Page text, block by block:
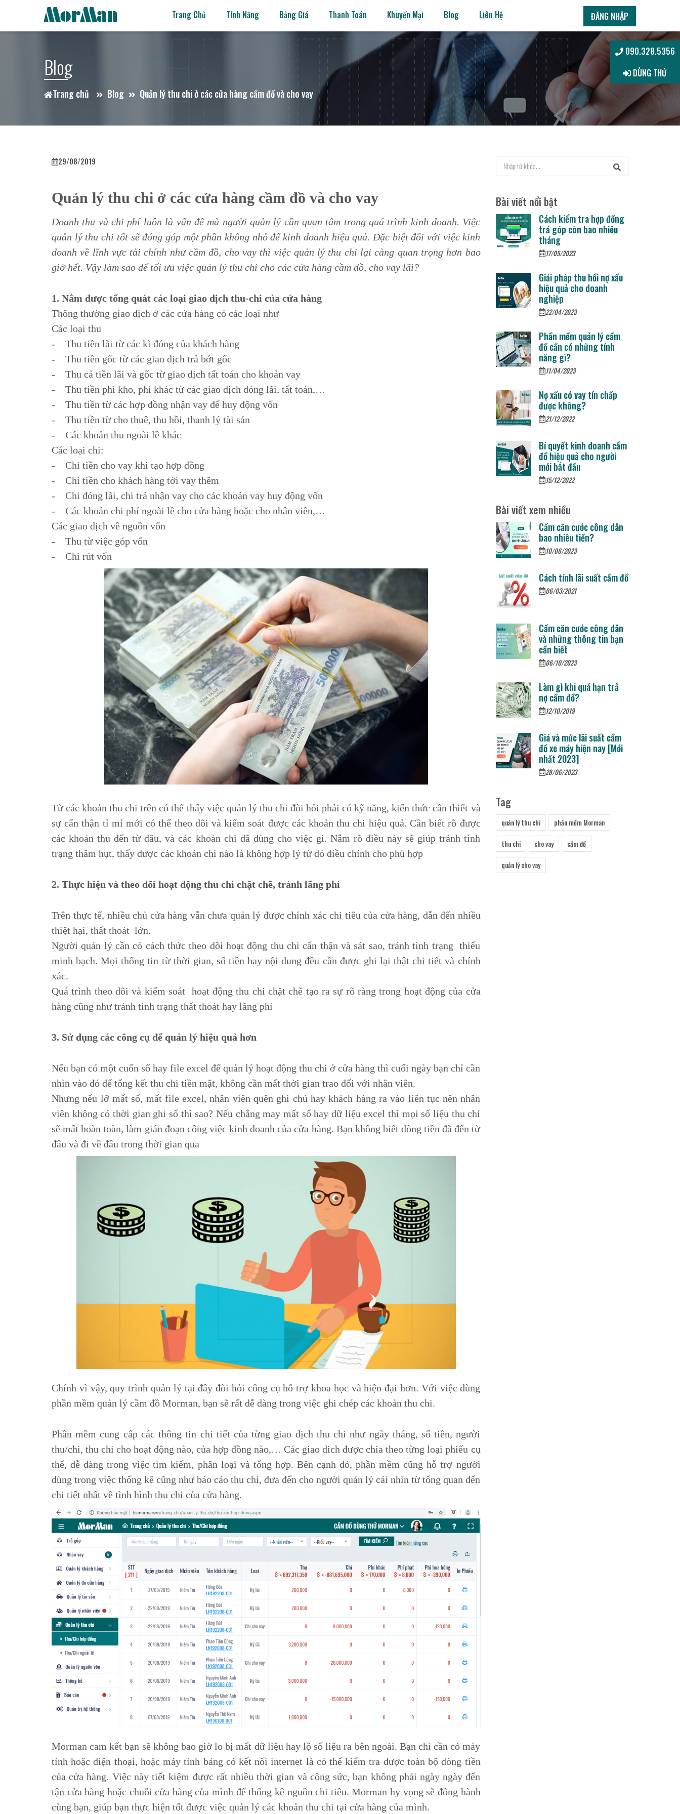
Trang Chủ Tính Năng Bảng Giá Thanh Toán Khuyến Mại Blog Liên Hệ ĐĂNG NHẬP
Blog
Trang chủ Blog Quản lý thu chi ở các cửa hàng cầm đồ và cho vay
29/08/2019
Quản lý thu chi ở các cửa hàng cầm đồ và cho vay
Doanh thu và chi phí luôn là vấn đề mà người quản lý cần quan tâm trong quá trình kinh doanh. Việc
quản lý thu chi tốt sẽ đóng góp một phần không nhỏ để kinh doanh hiệu quả. Đặc biệt đối với việc kinh
doanh về lĩnh vực tài chính như cầm đồ, cho vay thì việc quản lý thu chi lại càng quan trọng hơn bao
giờ hết. Vậy làm sao để tối ưu việc quản lý thu chi cho các cửa hàng cầm đồ, cho vay lãi?
1. Nắm được tổng quát các loại giao dịch thu-chi của cửa hàng
Thông thường giao dịch ở các cửa hàng có các loại như
Các loại thu
- Thu tiền lãi từ các kì đóng của khách hàng
- Thu tiền gốc từ các giao dịch trả bớt gốc
- Thu cả tiền lãi và gốc từ giao dịch tất toán cho khoản vay
- Thu tiền phí kho, phí khác từ các giao dịch đóng lãi, tất toán,…
- Thu tiền từ các hợp đồng nhận vay để huy động vốn
- Thu tiền từ cho thuê, thu hồi, thanh lý tài sản
- Các khoản thu ngoài lề khác
Các loại chi:
- Chi tiền cho vay khi tạo hợp đồng
- Chi tiền cho khách hàng tới vay thêm
- Chi đóng lãi, chi trả nhận vay cho các khoản vay huy động vốn
- Các khoản chi phí ngoài lề cho cửa hàng hoặc cho nhân viên,…
Các giao dịch về nguồn vốn
- Thu từ việc góp vốn
- Chi rút vốn
Từ các khoản thu chi trên có thể thấy việc quản lý thu chi đòi hỏi phải có kỹ năng, kiến thức cần thiết và
sự cẩn thận tỉ mỉ mới có thể theo dõi và kiểm soát được các khoản thu chi hiệu quả. Cần biết rõ được
các khoản thu đến từ đâu, và các khoản chi đã dùng cho việc gì. Nắm rõ điều này sẽ giúp tránh tình
trạng thâm hụt, thấy được các khoản chi nào là không hợp lý từ đó điều chỉnh cho phù hợp
2. Thực hiện và theo dõi hoạt động thu chi chặt chẽ, tránh lãng phí
Trên thực tế, nhiều chủ cửa hàng vẫn chưa quản lý được chính xác chi tiêu của cửa hàng, dẫn đến nhiều
thiệt hại, thất thoát lớn.
Người quản lý cần có cách thức theo dõi hoạt động thu chi cẩn thận và sát sao, tránh tình trạng thiếu
minh bạch. Mọi thông tin từ thời gian, số tiền hay nội dung đều cần được ghi lại thật chi tiết và chính
xác.
Quá trình theo dõi và kiểm soát hoạt động thu chi chặt chẽ tạo ra sự rõ ràng trong hoạt động của cửa
hàng cũng như tránh tình trạng thất thoát hay lãng phí
3. Sử dụng các công cụ để quản lý hiệu quả hơn
Nếu bạn có một cuốn sổ hay file excel để quản lý hoạt động thu chi ở cửa hàng thì cuối ngày bạn chỉ cần
nhìn vào đó để tổng kết thu chi tiền mặt, không cần mất thời gian trao đổi với nhân viên.
Nhưng nếu lỡ mất sổ, mất file excel, nhân viên quên ghi chú hay khách hàng ra vào liên tục nên nhân
viên không có thời gian ghi sổ thì sao? Nếu chẳng may mất sổ hay dữ liệu excel thì mọi số liệu thu chi
sẽ mất hoàn toàn, làm gián đoạn công việc kinh doanh của cửa hàng. Bạn không biết dòng tiền đã đến từ
đâu và đi về đâu trong thời gian qua
Chính vì vậy, quy trình quản lý tại đây đòi hỏi công cụ hỗ trợ khoa học và hiện đại hơn. Với việc dùng
phần mềm quản lý cầm đồ Morman, bạn sẽ rất dễ dàng trong việc ghi chép các khoản thu chi.
Phần mềm cung cấp các thông tin chi tiết của từng giao dịch thu chi như ngày tháng, số tiền, người
thu/chi, thu chi cho hoạt động nào, của hợp đồng nào,… Các giao dich được chia theo từng loại phiếu cụ
thể, dễ dàng trong việc tìm kiếm, phân loại và tổng hợp. Bên cạnh đó, phần mềm cũng hỗ trợ người
dùng trong việc thống kê cũng như báo cáo thu chi, đưa đến cho người quản lý cái nhìn từ tổng quan đến
chi tiết nhất về tình hình thu chi của cửa hàng.
Morman cam kết bạn sẽ không bao giờ lo bị mất dữ liệu hay lộ số liệu ra bên ngoài. Bạn chỉ cần có máy
tính hoặc điện thoại, hoặc máy tính bảng có kết nối internet là có thể kiểm tra được toàn bộ dòng tiền
của cửa hàng. Việc này tiết kiệm được rất nhiều thời gian và công sức, bạn không phải ngày ngày đến
tận cửa hàng hoặc chuỗi cửa hàng của mình để thống kê nguồn chi tiêu. Morman hy vọng sẽ đồng hành
cùng bạn, giúp bạn thực hiện tốt được việc quản lý các khoản thu chi tại cửa hàng của mình.
Bài viết nổi bật
Cách kiểm tra hợp đồng
trả góp còn bao nhiêu
tháng
17/05/2023
Giải pháp thu hồi nợ xấu
hiệu quả cho doanh
nghiệp
22/04/2023
Phần mềm quản lý cầm
đồ cần có những tính
năng gì?
11/04/2023
Nợ xấu có vay tín chấp
được không?
21/12/2022
Bí quyết kinh doanh cầm
đồ hiệu quả cho người
mới bắt đầu
15/12/2022
Bài viết xem nhiều
Cầm căn cước công dân
bao nhiêu tiền?
10/06/2023
Cách tính lãi suất cầm đồ
06/03/2021
Cầm căn cước công dân
và những thông tin bạn
cần biết
06/10/2023
Làm gì khi quá hạn trả
nợ cầm đồ?
12/10/2019
Giá và mức lãi suất cầm
đồ xe máy hiện nay [Mới
nhất 2023]
28/06/2023
Tag
quản lý thu chi phần mềm Morman
thu chi cho vay cầm đồ
quản lý cho vay
090.328.5356
DÙNG THỬ